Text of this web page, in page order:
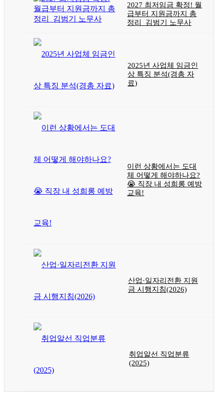
2027 최저임금 확정! 월
급부터 지원금까지 총
정리_김범기 노무사
2025년 사업체 임금인
상 특징 분석(경총 자
료)
이런 상황에서는 도대
체 어떻게 해야하나요?
😭 직장 내 성희롱 예방
교육!
산업·일자리전환 지원
금 시행지침(2026)
취업알선 직업분류
(2025)